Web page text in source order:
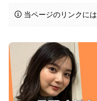
当ページのリンクに